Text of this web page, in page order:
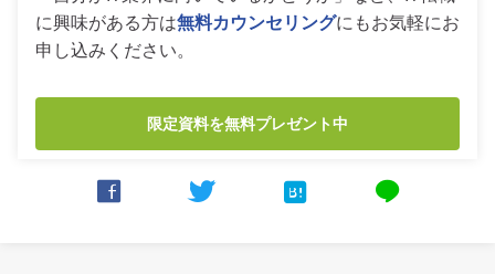
に興味がある方は無料カウンセリングにもお気軽にお
申し込みください。
限定資料を無料プレゼント中
   line